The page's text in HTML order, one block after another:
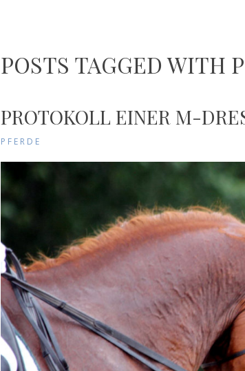
POSTS TAGGED WITH
PROTOKOLL EINER M-
PFERDE